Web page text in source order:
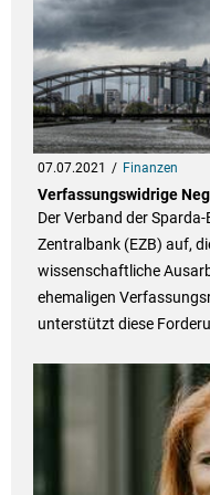
07.07.2021 Finanzen
Verfassungswidrige
Der Verband der
Zentralbank (EZB) auf,
wissenschaftliche
ehemaligen
unterstützt diese